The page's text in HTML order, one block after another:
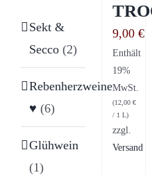
9,00€
Enthält
19%
MwSt.
(12,00€
/ 1 L)
zzgl.
Versand
Sekt &
Secco (2)
Rebenherzweine
♥ (6)
Glühwein
(1)